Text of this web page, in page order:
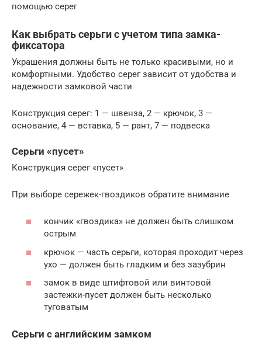
помощью серег
Как выбрать серьги с учетом типа замка-
фиксатора
Украшения должны быть не только красивыми, но и
комфортными. Удобство серег зависит от удобства и
надежности замковой части
Конструкция серег: 1 — швенза, 2 — крючок, 3 —
основание, 4 — вставка, 5 — рант, 7 — подвеска
Серьги «пусет»
Конструкция серег «пусет»
При выборе сережек-гвоздиков обратите внимание
кончик «гвоздика» не должен быть слишком
острым
крючок — часть серьги, которая проходит через
ухо — должен быть гладким и без зазубрин
замок в виде штифтовой или винтовой
застежки-пусет должен быть несколько
туговатым
Серьги с английским замком